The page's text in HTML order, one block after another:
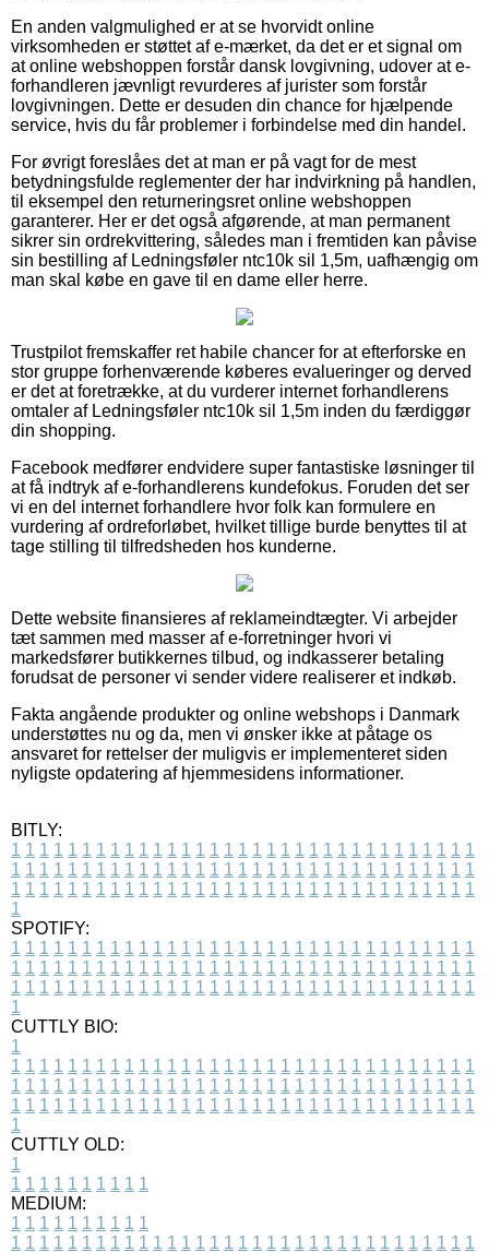
En anden valgmulighed er at se hvorvidt online
virksomheden er støttet af e-mærket, da det er et signal om
at online webshoppen forstår dansk lovgivning, udover at e-
forhandleren jævnligt revurderes af jurister som forstår
lovgivningen. Dette er desuden din chance for hjælpende
service, hvis du får problemer i forbindelse med din handel.
For øvrigt foreslåes det at man er på vagt for de mest
betydningsfulde reglementer der har indvirkning på handlen,
til eksempel den returneringsret online webshoppen
garanterer. Her er det også afgørende, at man permanent
sikrer sin ordrekvittering, således man i fremtiden kan påvise
sin bestilling af Ledningsføler ntc10k sil 1,5m, uafhængig om
man skal købe en gave til en dame eller herre.
Trustpilot fremskaffer ret habile chancer for at efterforske en
stor gruppe forhenværende køberes evalueringer og derved
er det at foretrække, at du vurderer internet forhandlerens
omtaler af Ledningsføler ntc10k sil 1,5m inden du færdiggør
din shopping.
Facebook medfører endvidere super fantastiske løsninger til
at få indtryk af e-forhandlerens kundefokus. Foruden det ser
vi en del internet forhandlere hvor folk kan formulere en
vurdering af ordreforløbet, hvilket tillige burde benyttes til at
tage stilling til tilfredsheden hos kunderne.
Dette website finansieres af reklameindtægter. Vi arbejder
tæt sammen med masser af e-forretninger hvori vi
markedsfører butikkernes tilbud, og indkasserer betaling
forudsat de personer vi sender videre realiserer et indkøb.
Fakta angående produkter og online webshops i Danmark
understøttes nu og da, men vi ønsker ikke at påtage os
ansvaret for rettelser der muligvis er implementeret siden
nyligste opdatering af hjemmesidens informationer.
BITLY:
1 1 1 1 1 1 1 1 1 1 1 1 1 1 1 1 1 1 1 1 1 1 1 1 1 1 1 1 1 1 1 1 1
1 1 1 1 1 1 1 1 1 1 1 1 1 1 1 1 1 1 1 1 1 1 1 1 1 1 1 1 1 1 1 1 1
1 1 1 1 1 1 1 1 1 1 1 1 1 1 1 1 1 1 1 1 1 1 1 1 1 1 1 1 1 1 1 1 1
1
SPOTIFY:
1 1 1 1 1 1 1 1 1 1 1 1 1 1 1 1 1 1 1 1 1 1 1 1 1 1 1 1 1 1 1 1 1
1 1 1 1 1 1 1 1 1 1 1 1 1 1 1 1 1 1 1 1 1 1 1 1 1 1 1 1 1 1 1 1 1
1 1 1 1 1 1 1 1 1 1 1 1 1 1 1 1 1 1 1 1 1 1 1 1 1 1 1 1 1 1 1 1 1
1
CUTTLY BIO:
1
1 1 1 1 1 1 1 1 1 1 1 1 1 1 1 1 1 1 1 1 1 1 1 1 1 1 1 1 1 1 1 1 1
1 1 1 1 1 1 1 1 1 1 1 1 1 1 1 1 1 1 1 1 1 1 1 1 1 1 1 1 1 1 1 1 1
1 1 1 1 1 1 1 1 1 1 1 1 1 1 1 1 1 1 1 1 1 1 1 1 1 1 1 1 1 1 1 1 1
1
CUTTLY OLD:
1
1 1 1 1 1 1 1 1 1 1
MEDIUM:
1 1 1 1 1 1 1 1 1 1
1 1 1 1 1 1 1 1 1 1 1 1 1 1 1 1 1 1 1 1 1 1 1 1 1 1 1 1 1 1 1 1 1